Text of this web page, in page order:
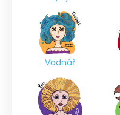
Vodnář